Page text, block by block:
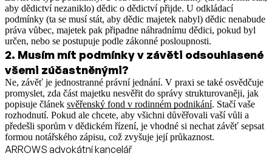
aby dědictví nezaniklo) dědic o dědictví přijde. U odkládací
podmínky (ta se musí stát, aby dědic majetek nabyl) dědic nenabude
práva vůbec, majetek pak připadne náhradnímu dědici, pokud byl
určen, nebo se postupuje podle zákonné posloupnosti.
2. Musím mít podmínky v závěti odsouhlasené
všemi zúčastněnými?
Ne, závěť je jednostranné právní jednání. V praxi se také osvědčuje
promyslet, zda část majetku nesvěřit do správy strukturovaněji, jak
popisuje článek svěřenský fond v rodinném podnikání. Stačí vaše
rozhodnutí. Pokud ale chcete, aby všichni důvěřovali vaší vůli a
předešli sporům v dědickém řízení, je vhodné si nechat závěť sepsat
formou notářského zápisu, což zvyšuje její průkaznost.
ARROWS advokátní kancelář